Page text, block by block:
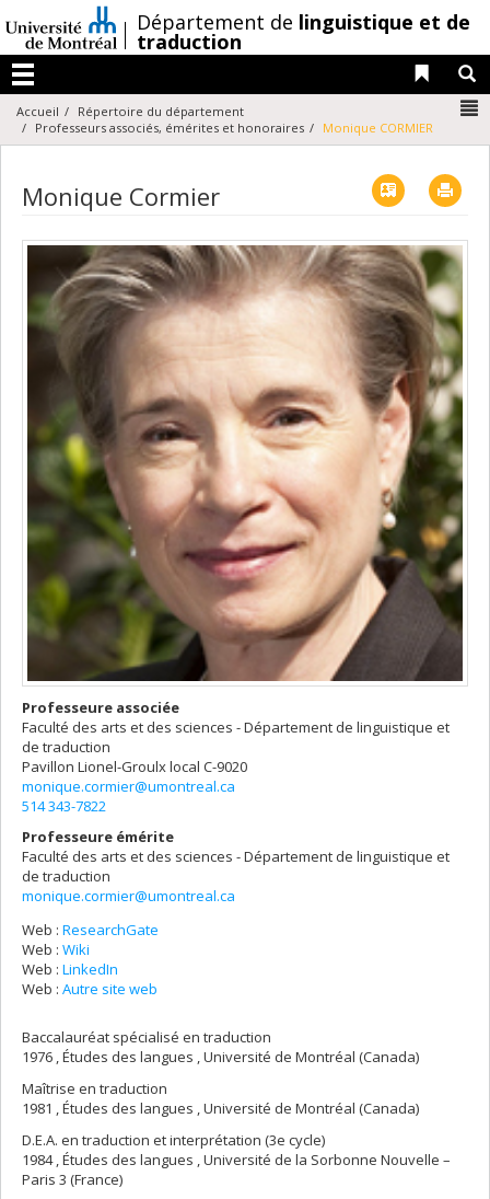
au
contenu
/Département de linguistique et de
traduction
Menu
Liens
Accueil
Répertoire du département
Professeurs associés, émérites et honoraires
Monique CORMIER
Monique Cormier Vcard
Professeure associée
Faculté des arts et des sciences - Département de linguistique et
de traduction
Pavillon Lionel-Groulxlocal C-9020
monique.cormier@umontreal.ca
514 343-7822
Professeure émérite
Faculté des arts et des sciences - Département de linguistique et
de traduction
monique.cormier@umontreal.ca
Web : ResearchGate
Web : Wiki
Web : LinkedIn
Web : Autre site web
Baccalauréat spécialisé en traduction
1976 , Études des langues , Université de Montréal (Canada)
Maîtrise en traduction
1981 , Études des langues , Université de Montréal (Canada)
D.E.A. en traduction et interprétation (3e cycle)
1984 , Études des langues , Université de la Sorbonne Nouvelle –
Paris 3 (France)